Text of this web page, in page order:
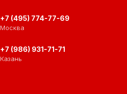
+7 (495) 774-77-69
Москва
+7 (986) 931-71-71
Казань